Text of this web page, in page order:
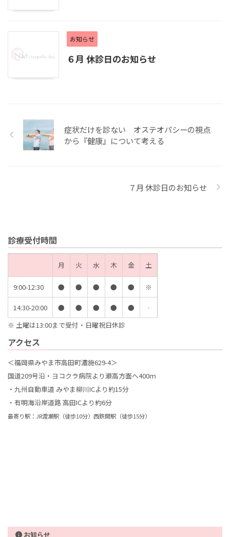
お知らせ
６月 休診日のお知らせ
症状だけを診ない オステオパシーの視点
から『健康』について考える
７月 休診日のお知らせ
診療受付時間
月 火 水 木 金 土
9:00-12:30 ● ● ● ● ● ※
14:30-20:00 ● ● ● ● ●
‐
※ 土曜は13:00まで受付・日曜祝日休診
アクセス
＜福岡県みやま市高田町濃施629-4＞
国道209号沿・ヨコクラ病院より瀬高方面へ400ｍ
・九州自動車道 みやま柳川ICより約15分
・有明海沿岸道路 高田ICより約6分
最寄り駅：JR渡瀬駅（徒歩10分）西鉄開駅（徒歩15分）
お知らせ